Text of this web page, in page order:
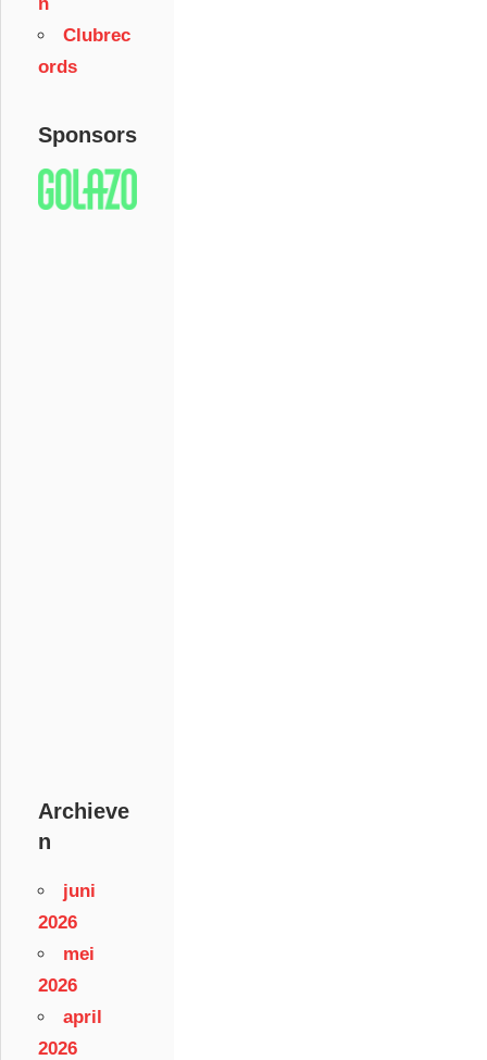
Clubrec
ords
Sponsors
Archieve
n
juni
2026
mei
2026
april
2026